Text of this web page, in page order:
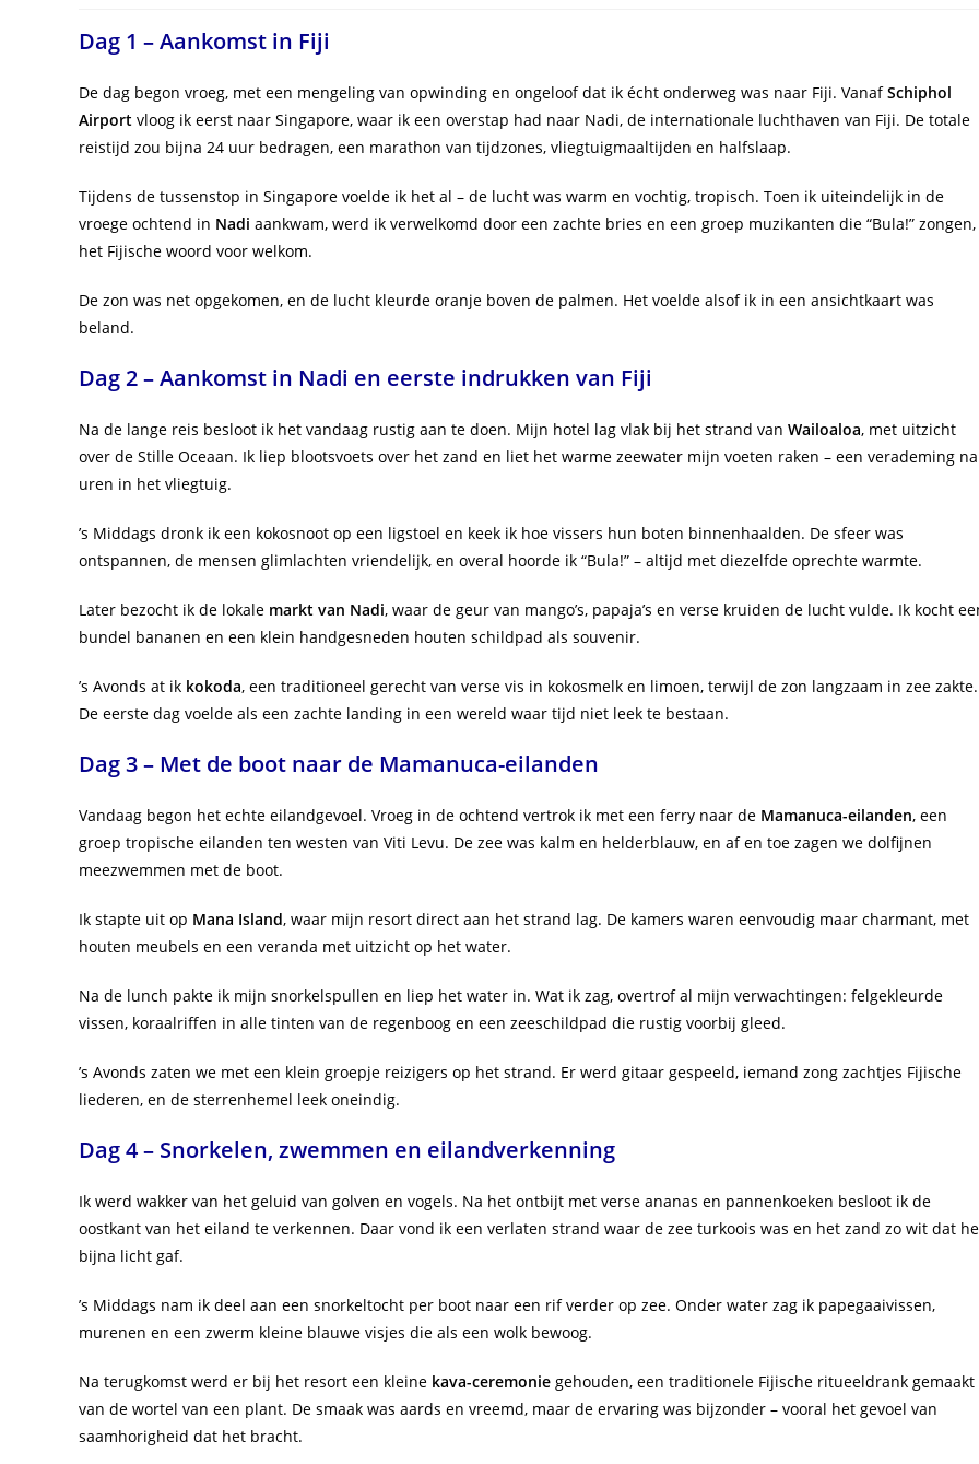
Dag 1 – Aankomst in Fiji
De dag begon vroeg, met een mengeling van opwinding en ongeloof dat ik écht onderweg was naar Fiji. VanafSchiphol
Airport vloog ik eerst naar Singapore, waar ik een overstap had naar Nadi, de internationale luchthaven van Fiji. De totale
reistijd zou bijna 24 uur bedragen, een marathon van tijdzones, vliegtuigmaaltijden en halfslaap.
Tijdens de tussenstop in Singapore voelde ik het al – de lucht was warm en vochtig, tropisch. Toen ik uiteindelijk in de
vroege ochtend in Nadi aankwam, werd ik verwelkomd door een zachte bries en een groep muzikanten die “Bula!” zongen,
het Fijische woord voor welkom.
De zon was net opgekomen, en de lucht kleurde oranje boven de palmen. Het voelde alsof ik in een ansichtkaart was
beland.
Dag 2 – Aankomst in Nadi en eerste indrukken van Fiji
Na de lange reis besloot ik het vandaag rustig aan te doen. Mijn hotel lag vlak bij het strand van Wailoaloa, met uitzicht
over de Stille Oceaan. Ik liep blootsvoets over het zand en liet het warme zeewater mijn voeten raken – een verademing na
uren in het vliegtuig.
’s Middags dronk ik een kokosnoot op een ligstoel en keek ik hoe vissers hun boten binnenhaalden. De sfeer was
ontspannen, de mensen glimlachten vriendelijk, en overal hoorde ik “Bula!” – altijd met diezelfde oprechte warmte.
Later bezocht ik de lokale markt van Nadi, waar de geur van mango’s, papaja’s en verse kruiden de lucht vulde. Ik kocht
bundel bananen en een klein handgesneden houten schildpad als souvenir.
’s Avonds at ik kokoda, een traditioneel gerecht van verse vis in kokosmelk en limoen, terwijl de zon langzaam in zee zakte.
De eerste dag voelde als een zachte landing in een wereld waar tijd niet leek te bestaan.
Dag 3 – Met de boot naar de Mamanuca-eilanden
Vandaag begon het echte eilandgevoel. Vroeg in de ochtend vertrok ik met een ferry naar de Mamanuca-eilanden, een
groep tropische eilanden ten westen van Viti Levu. De zee was kalm en helderblauw, en af en toe zagen we dolfijnen
meezwemmen met de boot.
Ik stapte uit op Mana Island, waar mijn resort direct aan het strand lag. De kamers waren eenvoudig maar charmant, met
houten meubels en een veranda met uitzicht op het water.
Na de lunch pakte ik mijn snorkelspullen en liep het water in. Wat ik zag, overtrof al mijn verwachtingen: felgekleurde
vissen, koraalriffen in alle tinten van de regenboog en een zeeschildpad die rustig voorbij gleed.
’s Avonds zaten we met een klein groepje reizigers op het strand. Er werd gitaar gespeeld, iemand zong zachtjes Fijische
liederen, en de sterrenhemel leek oneindig.
Dag 4 – Snorkelen, zwemmen en eilandverkenning
Ik werd wakker van het geluid van golven en vogels. Na het ontbijt met verse ananas en pannenkoeken besloot ik de
oostkant van het eiland te verkennen. Daar vond ik een verlaten strand waar de zee turkoois was en het zand zo wit dat
bijna licht gaf.
’s Middags nam ik deel aan een snorkeltocht per boot naar een rif verder op zee. Onder water zag ik papegaaivissen,
murenen en een zwerm kleine blauwe visjes die als een wolk bewoog.
Na terugkomst werd er bij het resort een kleine kava-ceremonie gehouden, een traditionele Fijische ritueeldrank gemaakt
van de wortel van een plant. De smaak was aards en vreemd, maar de ervaring was bijzonder – vooral het gevoel van
saamhorigheid dat het bracht.